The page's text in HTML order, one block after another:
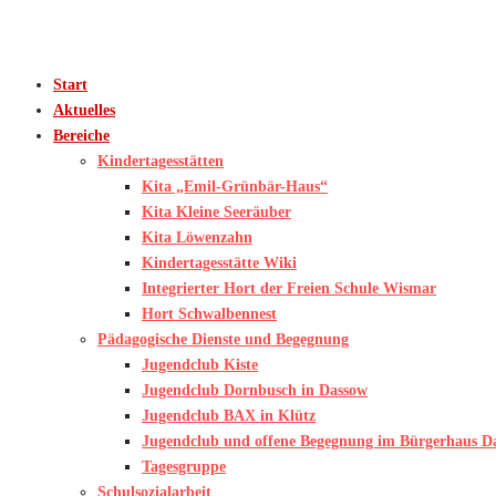
Start
Aktuelles
Bereiche
Kindertagesstätten
Kita „Emil-Grünbär-Haus“
Kita Kleine Seeräuber
Kita Löwenzahn
Kindertagesstätte Wiki
Integrierter Hort der Freien Schule Wismar
Hort Schwalbennest
Pädagogische Dienste und Begegnung
Jugendclub Kiste
Jugendclub Dornbusch in Dassow
Jugendclub BAX in Klütz
Jugendclub und offene Begegnung im Bürgerhaus
Tagesgruppe
Schulsozialarbeit